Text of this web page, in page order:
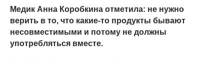
Медик Анна Коробкина отметила: не нужно
верить в то, что какие-то продукты бывают
несовместимыми и потому не должны
употребляться вместе.